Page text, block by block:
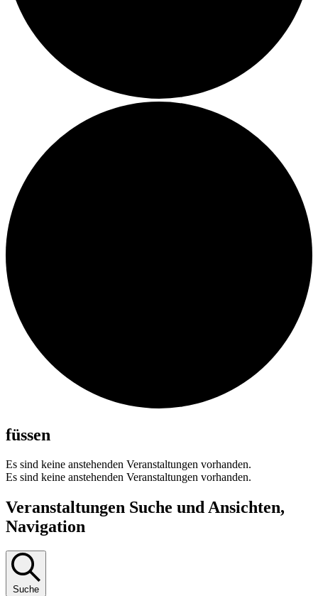
füssen
Es sind keine anstehenden Veranstaltungen vorhanden.
Es sind keine anstehenden Veranstaltungen vorhanden.
Veranstaltungen Suche und Ansichten,
Navigation
Suche